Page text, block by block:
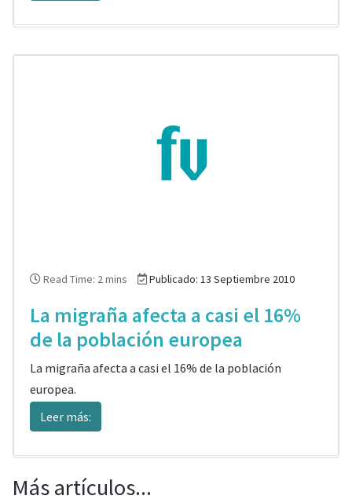
Read Time: 2 mins Publicado: 13 Septiembre 2010
La migraña afecta a casi el 16%
de la población europea
La migraña afecta a casi el 16% de la población
europea.
Leer más:
Más artículos...